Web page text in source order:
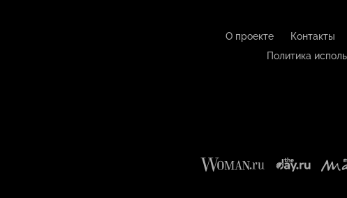
О проекте Контакты
Политика